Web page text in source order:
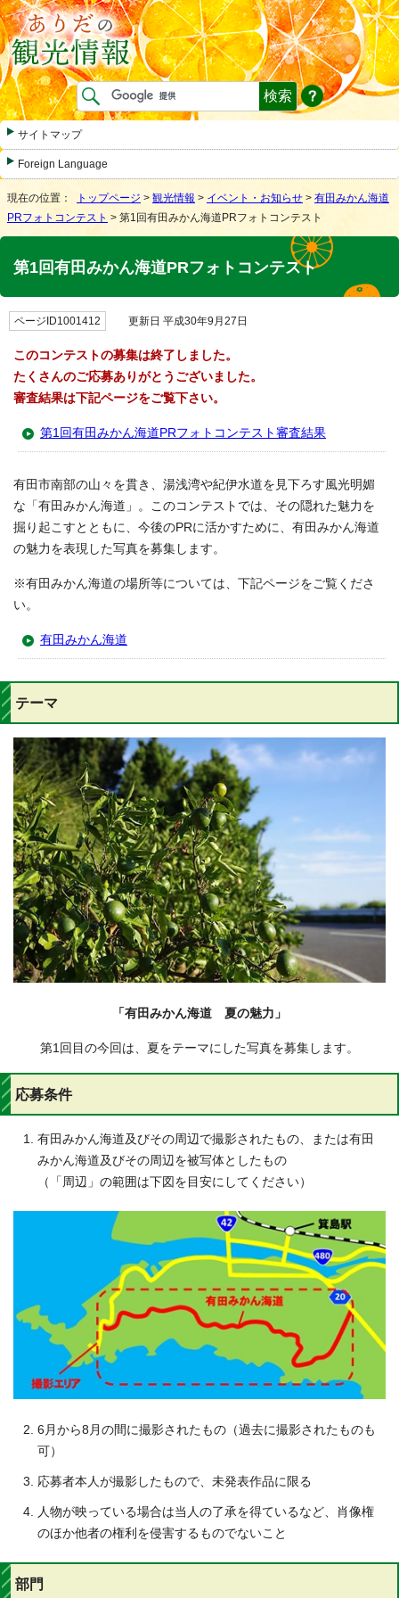
サイトマップ
Foreign Language
現在の位置： トップページ > 観光情報 > イベント・お知らせ > 有田みかん海道
PRフォトコンテスト > 第1回有田みかん海道PRフォトコンテスト
第1回有田みかん海道PRフォトコンテスト
ページID1001412 更新日 平成30年9月27日
このコンテストの募集は終了しました。
たくさんのご応募ありがとうございました。
審査結果は下記ページをご覧下さい。
第1回有田みかん海道PRフォトコンテスト審査結果
有田市南部の山々を貫き、湯浅湾や紀伊水道を見下ろす風光明媚
な「有田みかん海道」。このコンテストでは、その隠れた魅力を
掘り起こすとともに、今後のPRに活かすために、有田みかん海道
の魅力を表現した写真を募集します。
※有田みかん海道の場所等については、下記ページをご覧くださ
い。
有田みかん海道
テーマ
「有田みかん海道 夏の魅力」
第1回目の今回は、夏をテーマにした写真を募集します。
応募条件
有田みかん海道及びその周辺で撮影されたもの、または有田
みかん海道及びその周辺を被写体としたもの
（「周辺」の範囲は下図を目安にしてください）
6月から8月の間に撮影されたもの（過去に撮影されたものも
可）
応募者本人が撮影したもので、未発表作品に限る
人物が映っている場合は当人の了承を得ているなど、肖像権
のほか他者の権利を侵害するものでないこと
部門